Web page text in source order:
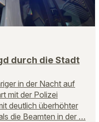
durch die Stadt
in der Nacht auf
mit der Polizei
deutlich überhöhter
die Beamten in der …